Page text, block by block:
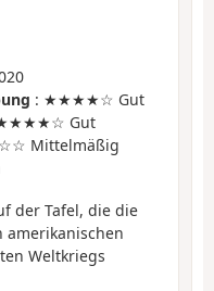
: ★★★★☆ Gut
Gut
Mittelmäßig
der Tafel, die die
amerikanischen
Weltkriegs